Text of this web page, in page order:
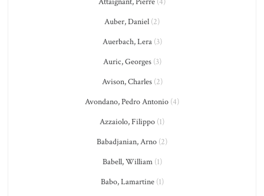
Auber, Daniel (2)
Auerbach, Lera(3)
Auric, Georges(3)
Avison, Charles(2)
Avondano, Pedro Antonio (4)
Azzaiolo, Filippo (1)
Babadjanian, Arno (2)
Babell, William(1)
Babo, Lamartine(1)